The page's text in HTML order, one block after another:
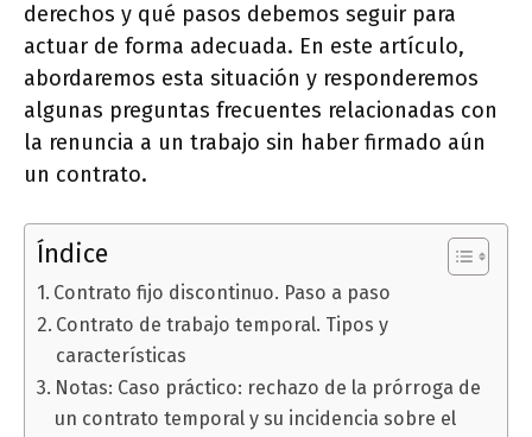
derechos y qué pasos debemos seguir para
actuar de forma adecuada. En este artículo,
abordaremos esta situación y responderemos
algunas preguntas frecuentes relacionadas con
la renuncia a un trabajo sin haber firmado aún
un contrato.
Índice
Contrato fijo discontinuo. Paso a paso
Contrato de trabajo temporal. Tipos y
características
Notas: Caso práctico: rechazo de la prórroga de
un contrato temporal y su incidencia sobre el